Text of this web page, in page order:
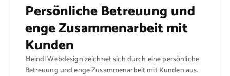
Persönliche Betreuung und
enge Zusammenarbeit mit
Kunden
Meindl Webdesign zeichnet sich durch eine persönliche
Betreuung und enge Zusammenarbeit mit Kunden aus.